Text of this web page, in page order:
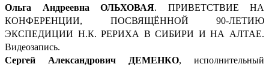
Ольга Андреевна ОЛЬХОВАЯ. ПРИВЕТСТВИЕ НА
КОНФЕРЕНЦИИ, ПОСВЯЩЁННОЙ 90-ЛЕТИЮ
ЭКСПЕДИЦИИ Н.К. РЕРИХА В СИБИРИ И НА АЛТАЕ.
Видеозапись.
Сергей Александрович ДЕМЕНКО, исполнительный